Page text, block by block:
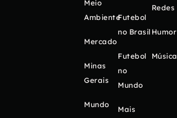
Meio
Ambiente
Mercado
Minas
Gerais
Mundo
Futebol
no Brasil
Futebol
no
Mundo
Mais
Redes
Humor
Música